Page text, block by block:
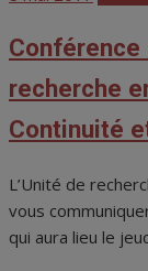
Conférence
recherche
Continuité
L’Unité de
vous
qui aura lieu le